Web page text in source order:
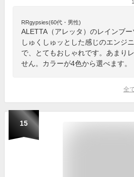
RRgypsies(60代・男性)
ALETTA（アレッタ）のレインブー
しゅくしゅッとした感じのエンジ
で、とてもおしゃれです。あまり
せん。カラーが4色から選べます。
全
15